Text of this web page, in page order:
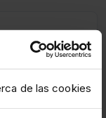
de las cookies
el valor de
la